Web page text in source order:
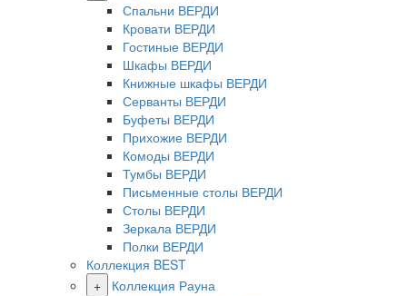
Спальни ВЕРДИ
Кровати ВЕРДИ
Гостиные ВЕРДИ
Шкафы ВЕРДИ
Книжные шкафы ВЕРДИ
Серванты ВЕРДИ
Буфеты ВЕРДИ
Прихожие ВЕРДИ
Комоды ВЕРДИ
Тумбы ВЕРДИ
Письменные столы ВЕРДИ
Столы ВЕРДИ
Зеркала ВЕРДИ
Полки ВЕРДИ
Коллекция BEST
+
Коллекция Рауна